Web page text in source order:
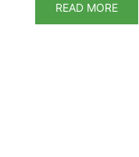
READ MORE